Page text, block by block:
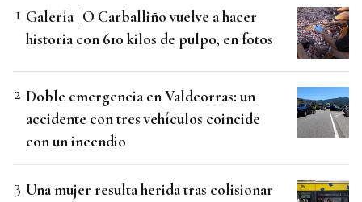
Galería | O Carballiño vuelve a hacer
historia con 610 kilos de pulpo, en fotos
Doble emergencia en Valdeorras: un
accidente con tres vehículos coincide
con un incendio
Una mujer resulta herida tras colisionar